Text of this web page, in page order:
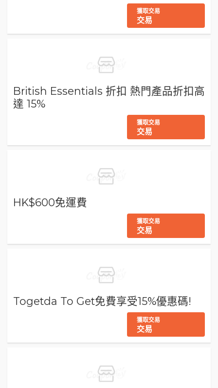
獲取交易
交易
British Essentials 折扣 熱門產品折扣高
達 15%
獲取交易
交易
HK$600免運費
獲取交易
交易
Togetda To Get免費享受15%優惠碼!
獲取交易
交易